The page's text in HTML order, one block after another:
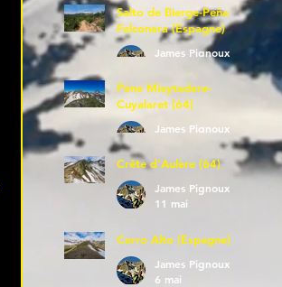
Salto de Bierge-Peña
Falconera (Espagne)
James Pignoux
Pène Mieytadere-
Cuyalaret (64)
James Pignoux
Crête d'Aulère (64)
James Pignoux
11 mai
Cerro Alto (Espagne)
James Pignoux
6 mai